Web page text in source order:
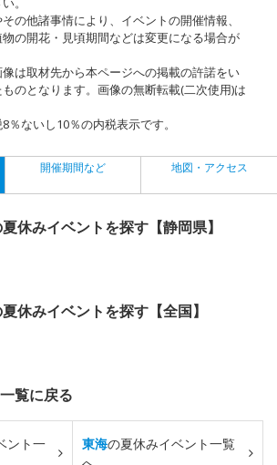
の他諸事情により、イベントの開催情報、
の開花・見頃期間などは変更になる場合が
は取材先から本ページへの掲載の許諾をい
のとなります。画像の無断転載(二次使用)は
ないし10％の内税表示です。
開催期間など 地図・アクセス
休みイベントを探す【静岡県】
休みイベントを探す【全国】
覧に戻る
ント一
東海の夏休みイベント一覧